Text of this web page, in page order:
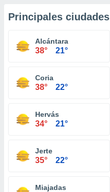
Principales ciudades
Alcántara
38° 21°
Coria
38° 22°
Hervás
34° 21°
Jerte
35° 22°
Miajadas